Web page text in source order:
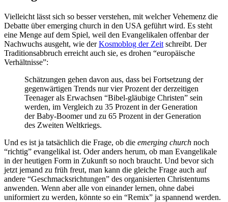
Vielleicht lässt sich so besser verstehen, mit welcher Vehemenz die
Debatte über emerging church in den USA geführt wird. Es steht
eine Menge auf dem Spiel, weil den Evangelikalen offenbar der
Nachwuchs ausgeht, wie derKosmoblog der Zeit schreibt. Der
Traditionsabbruch erreicht auch sie, es drohen “europäische
Verhältnisse”:
Schätzungen gehen davon aus, dass bei Fortsetzung der
gegenwärtigen Trends nur vier Prozent der derzeitigen
Teenager als Erwachsen “Bibel-gläubige Christen” sein
werden, im Vergleich zu 35 Prozent in der Generation
der Baby-Boomer und zu 65 Prozent in der Generation
des Zweiten Weltkriegs.
Und es ist ja tatsächlich die Frage, ob die emerging church noch
“richtig” evangelikal ist. Oder anders herum, ob man Evangelikale
in der heutigen Form in Zukunft so noch braucht. Und bevor sich
jetzt jemand zu früh freut, man kann die gleiche Frage auch auf
andere “Geschmacksrichtungen” des organisierten Christentums
anwenden. Wenn aber alle von einander lernen, ohne dabei
uniformiert zu werden, könnte so ein “Remix” ja spannend werden.